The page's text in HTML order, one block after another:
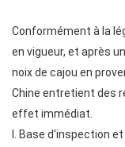
Conformément à la
en vigueur, et après
noix de cajou en
Chine entretient des
effet immédiat.
I. Base d'inspection